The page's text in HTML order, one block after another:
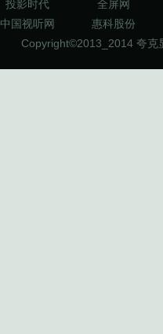
投影时代
全屏网
中国视听网
惠科股份
Copyright©2013_2014 夸克